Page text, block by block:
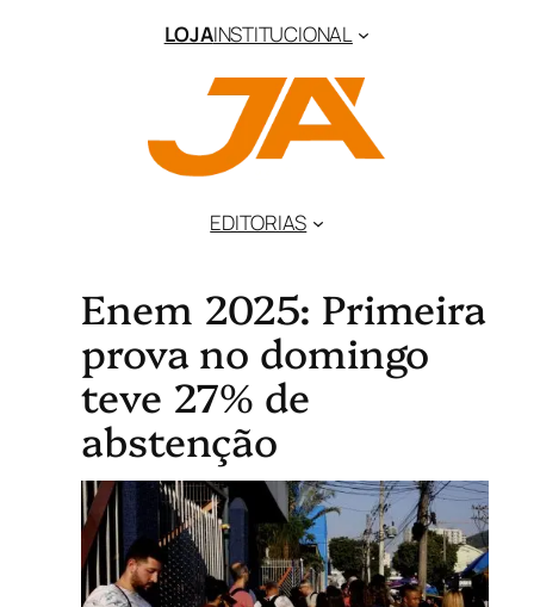
LOJAINSTITUCIONAL
EDITORIAS
Enem 2025: Primeira
prova no domingo
teve 27% de
abstenção